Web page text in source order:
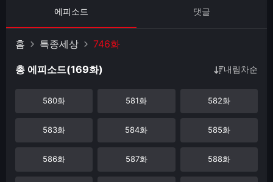
에피소드 댓글
홈 특종세상 746화
총 에피소드(169화) 내림차순
580화 581화 582화
583화 584화 585화
586화 587화 588화